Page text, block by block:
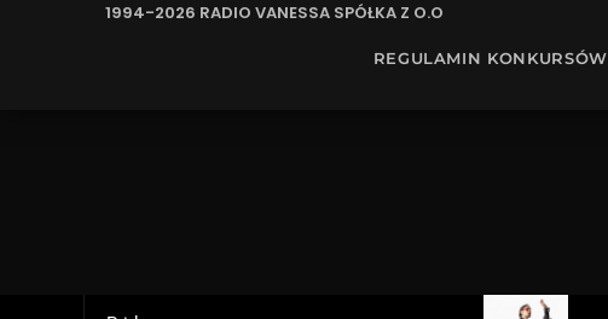
1994-2026 RADIO VANESSA SPÓŁKA Z O.O
REGULAMIN KONKURSÓW